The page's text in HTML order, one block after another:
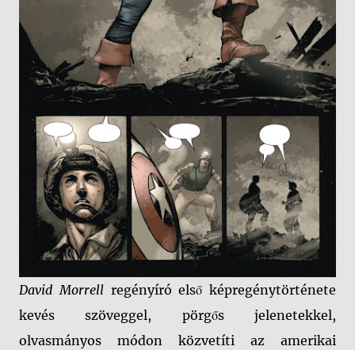
David Morrellregényíró első képregénytörténete
kevés szöveggel, pörgős jelenetekkel,
olvasmányos módon közvetíti az amerikai